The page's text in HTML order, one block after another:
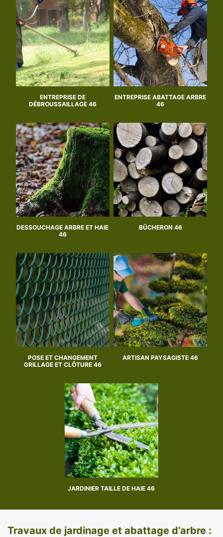
ENTREPRISE DE
DÉBROUSSAILLAGE 46
ENTREPRISE ABATTAGE ARBRE
46
DESSOUCHAGE ARBRE ET HAIE
46
BÛCHERON 46
POSE ET CHANGEMENT
GRILLAGE ET CLÔTURE 46
ARTISAN PAYSAGISTE 46
JARDINIER TAILLE DE HAIE 46
Travaux de jardinage et abattage d’arbre :